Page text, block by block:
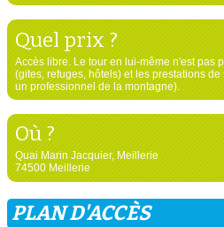
Quel prix ?
Accès libre. Le tour en lui-même n'est pas
(gites, refuges, hôtels) et les prestations
un professionnel de la montagne).
Où ?
Quai Marin Jacquier, Meillerie
74500 Meillerie
PLAN D'ACCÈS